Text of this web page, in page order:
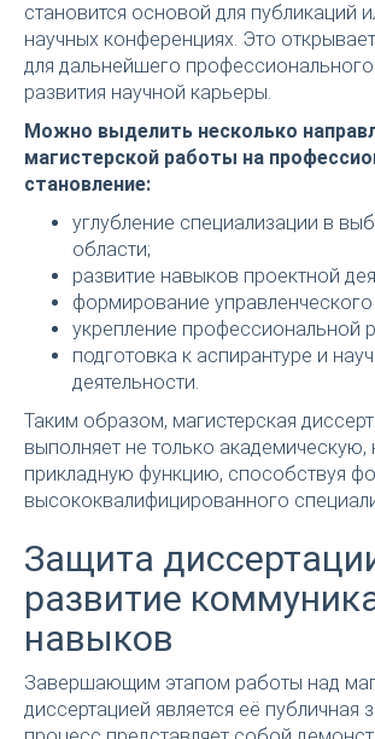
становится основой для публикаций
научных конференциях. Это
для дальнейшего
развития научной карьеры.
Можно выделить несколько
магистерской работы на
становление:
углубление специализации в
области;
развитие навыков проектной
формирование
укрепление профессиональной
подготовка к аспирантуре и
деятельности.
Таким образом, магистерская
выполняет не только академическую,
прикладную функцию, способствуя
высококвалифицированного
Защита
развитие
навыков
Завершающим этапом работы над
диссертацией является её публичная